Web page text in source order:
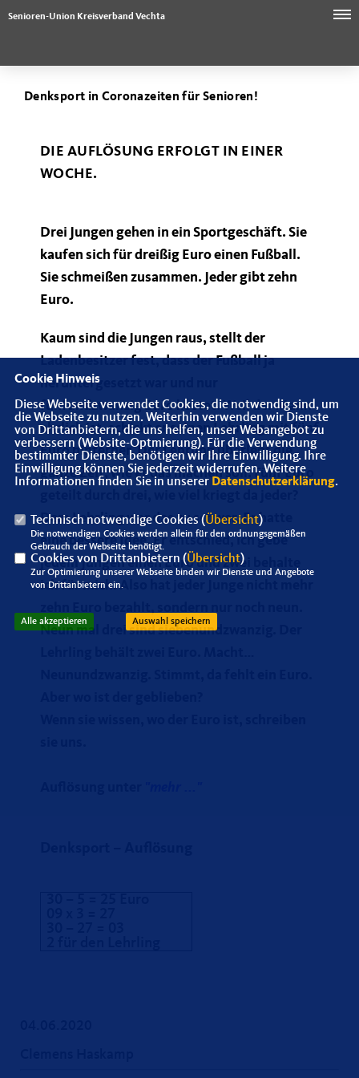
Senioren-Union Kreisverband Vechta
Denksport in Coronazeiten für Senioren!
DIE AUFLÖSUNG ERFOLGT IN EINER
WOCHE.
Drei Jungen gehen in ein Sportgeschäft. Sie
kaufen sich für dreißig Euro einen Fußball.
Sie schmeißen zusammen. Jeder gibt zehn
Euro.
Kaum sind die Jungen raus, stellt der
Ladenbesitzer fest, dass der Fußball ja
heruntergesetzt war und nur
fünfundzwanzig Euro kostet. Weil der Mann
ehrlich ist, schickt er seinen Lehrling mit fünf
Euro hinterher. Der Lehrling überlegt die
ganze Zeit, wie er das machen soll. Fünf Euro
Dem Lehrling war das zu schwer. Er hatte
eine bessere Idee. Er entschied, ich gebe
jedem Jungen einen Euro und zwei behalte
ich für mich. Also hat jeder Junge nicht mehr
Neun mal drei sind siebenundzwanzig. Der
Cookie Hinweis
Diese Webseite verwendet Cookies, die notwendig sind, um
die Webseite zu nutzen. Weiterhin verwenden wir Dienste
von Drittanbietern, die uns helfen, unser Webangebot zu
verbessern (Website-Optmierung). Für die Verwendung
bestimmter Dienste, benötigen wir Ihre Einwilligung. Ihre
Einwilligung können Sie jederzeit widerrufen. Weitere
Informationen finden Sie in unserer Datenschutzerklärung.
Technisch notwendige Cookies (Übersicht)
Die notwendigen Cookies werden allein für den ordnungsgemäßen
Gebrauch der Webseite benötigt.
Cookies von Drittanbietern (Übersicht)
Zur Optimierung unserer Webseite binden wir Dienste und Angebote
von Drittanbietern ein.
Alle akzeptieren Auswahl speichern